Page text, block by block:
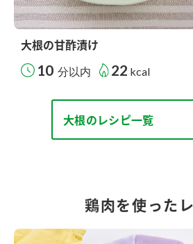
大根の甘酢漬け
10 分以内 22 kcal
大根のレシピ一覧
鶏肉を使った